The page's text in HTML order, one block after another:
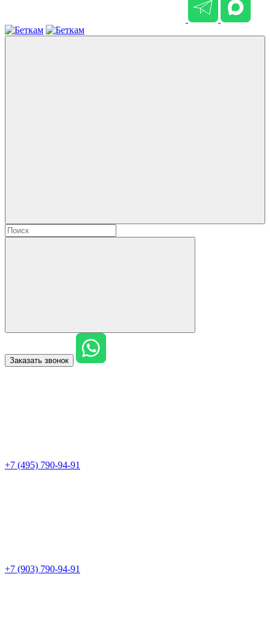
Заказать звонок
+7 (495) 790-94-91
+7 (903) 790-94-91